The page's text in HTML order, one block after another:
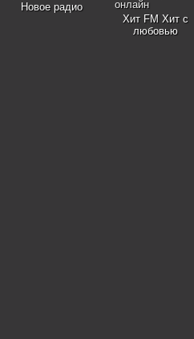
Новое радио
Хит FM Хит с
любовью